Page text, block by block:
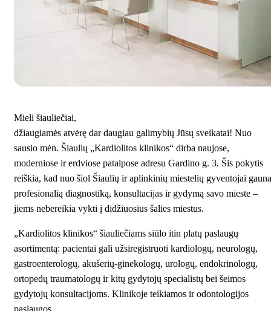
Mieli šiauliečiai,
džiaugiamės atvėrę dar daugiau galimybių Jūsų sveikatai! Nuo
sausio mėn. Šiaulių „Kardiolitos klinikos“ dirba naujose,
moderniose ir erdviose patalpose adresu Gardino g. 3. Šis pokytis
reiškia, kad nuo šiol Šiaulių ir aplinkinių miestelių gyventojai gauna
profesionalią diagnostiką, konsultacijas ir gydymą savo mieste –
jiems nebereikia vykti į didžiuosius šalies miestus.
„Kardiolitos klinikos“ šiauliečiams siūlo itin platų paslaugų
asortimentą: pacientai gali užsiregistruoti kardiologų, neurologų,
gastroenterologų, akušerių-ginekologų, urologų, endokrinologų,
ortopedų traumatologų ir kitų gydytojų specialistų bei šeimos
gydytojų konsultacijoms. Klinikoje teikiamos irodontologijos
paslaugos.